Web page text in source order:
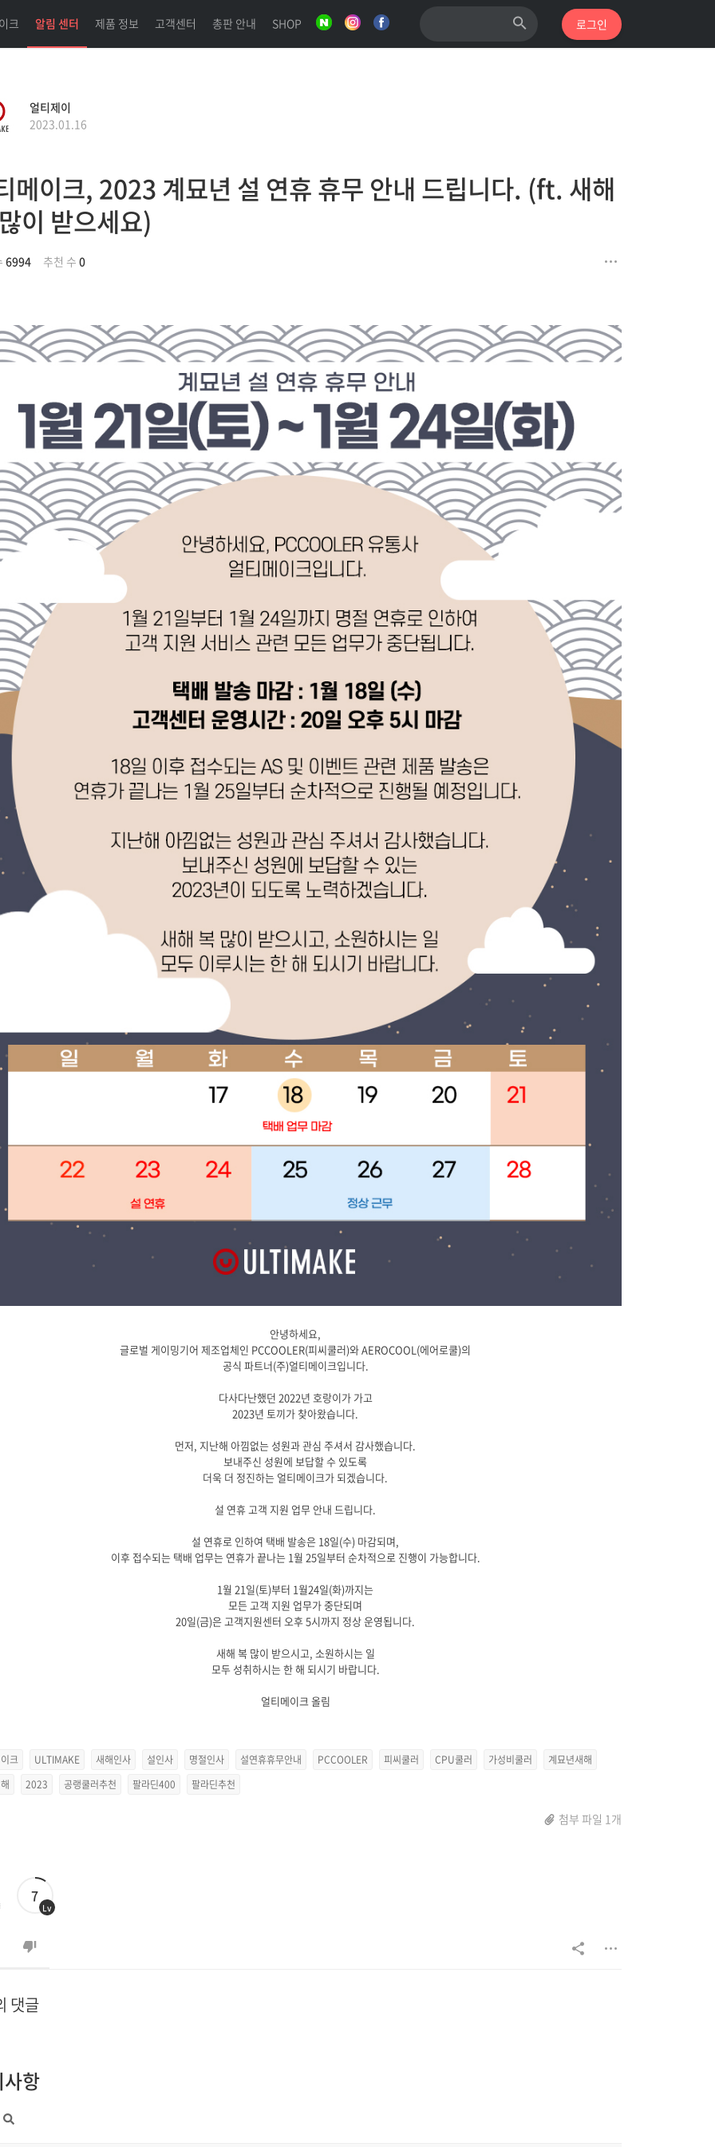
크 알림 센터 제품 정보 고객센터 총판 안내 SHOP 로그인
얼티제이
2023.01.16
메이크, 2023 계묘년 설 연휴 휴무 안내 드립니다. (ft. 새해
이 받으세요)
6994 추천 수 0
안녕하세요,
글로벌 게이밍기어 제조업체인 PCCOOLER(피씨쿨러)와 AEROCOOL(에어로쿨)의
공식 파트너(주)얼티메이크입니다.
다사다난했던 2022년 호랑이가 가고
2023년 토끼가 찾아왔습니다.
먼저, 지난해 아낌없는 성원과 관심 주셔서 감사했습니다.
보내주신 성원에 보답할 수 있도록
더욱 더 정진하는 얼티메이크가 되겠습니다.
설 연휴 고객 지원 업무 안내 드립니다.
설 연휴로 인하여 택배 발송은 18일(수) 마감되며,
이후 접수되는 택배 업무는 연휴가 끝나는 1월 25일부터 순차적으로 진행이 가능합니다.
1월 21일(토)부터 1월24일(화)까지는
모든 고객 지원 업무가 중단되며
20일(금)은 고객지원센터 오후 5시까지 정상 운영됩니다.
새해 복 많이 받으시고, 소원하시는 일
모두 성취하시는 한 해 되시기 바랍니다.
얼티메이크 올림
크 ULTIMAKE 새해인사 설인사 명절인사 설연휴휴무안내 PCCOOLER 피씨쿨러 CPU쿨러 가성비쿨러
계묘년새해
2023 공랭쿨러추천 팔라딘400 팔라딘추천
첨부 파일 1개
7
Lv
댓글
항